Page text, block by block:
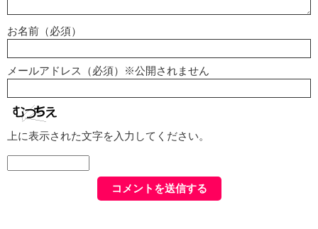
お名前（必須）
メールアドレス（必須）※公開されません
上に表示された文字を入力してください。